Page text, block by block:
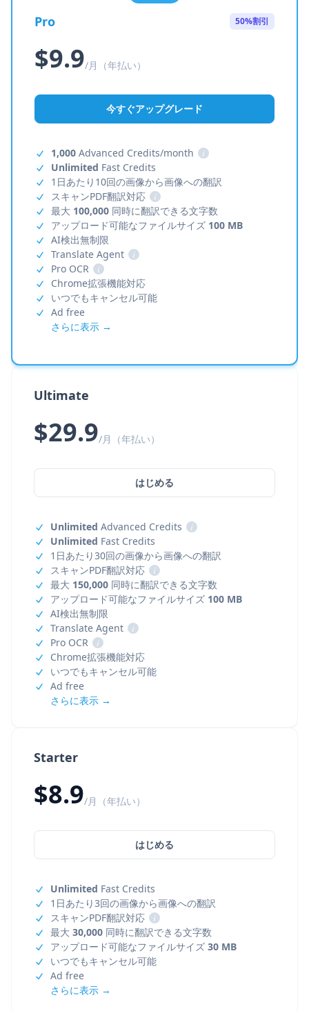
Starter
$8.9/月（年払い）
はじめる
Unlimited Fast Credits
1日あたり3回の画像から画像への翻訳
スキャンPDF翻訳対応
i
最大 30,000 同時に翻訳できる文字数
アップロード可能なファイルサイズ 30 MB
いつでもキャンセル可能
Ad free
さらに表示 →
Pro 50%割引
$9.9/月（年払い）
今すぐアップグレード
1,000 Advanced Credits/month
i
Unlimited Fast Credits
1日あたり10回の画像から画像への翻訳
スキャンPDF翻訳対応
i
最大 100,000 同時に翻訳できる文字数
アップロード可能なファイルサイズ 100 MB
AI検出無制限
Translate Agent
i
Pro OCR
i
Chrome拡張機能対応
いつでもキャンセル可能
Ad free
さらに表示 →
Ultimate
$29.9/月（年払い）
はじめる
Unlimited Advanced Credits
i
Unlimited Fast Credits
1日あたり30回の画像から画像への翻訳
スキャンPDF翻訳対応
i
最大 150,000 同時に翻訳できる文字数
アップロード可能なファイルサイズ 100 MB
AI検出無制限
Translate Agent
i
Pro OCR
i
Chrome拡張機能対応
いつでもキャンセル可能
Ad free
さらに表示 →